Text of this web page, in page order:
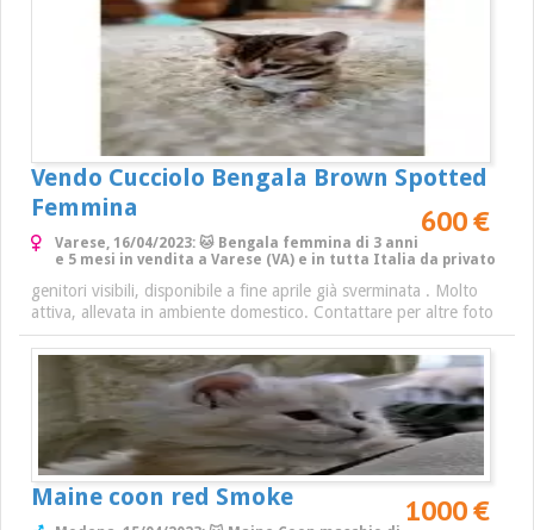
Vendo Cucciolo Bengala Brown Spotted
Femmina
600 €
Varese, 16/04/2023: 🐱 Bengala femmina di 3 anni
e 5 mesi in vendita a Varese (VA) e in tutta Italia da privato
genitori visibili, disponibile a fine aprile già sverminata . Molto
attiva, allevata in ambiente domestico. Contattare per altre foto
Maine coon red Smoke 1000 €